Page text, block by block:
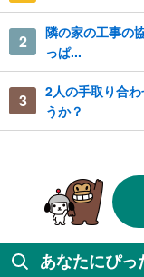
2
隣の家の工事の
っぱ...
3
2人の手取り合
うか？
あなたにぴっ